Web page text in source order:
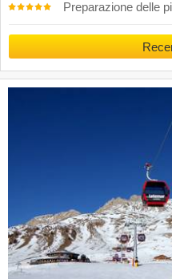
Preparazione delle